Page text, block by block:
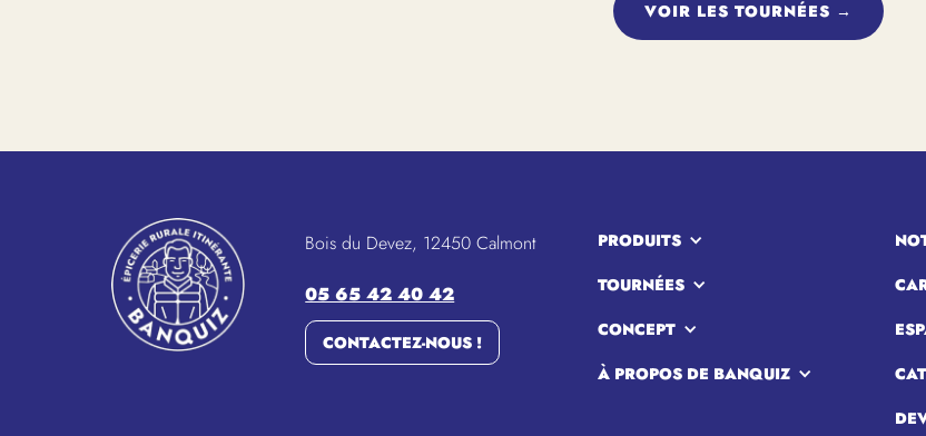
VOIR LES TOURNÉES →
Bois du Devez, 12450 Calmont
05 65 42 40 42
CONTACTEZ-NOUS !
PRODUITS
TOURNÉES
CONCEPT
À PROPOS DE BANQUIZ